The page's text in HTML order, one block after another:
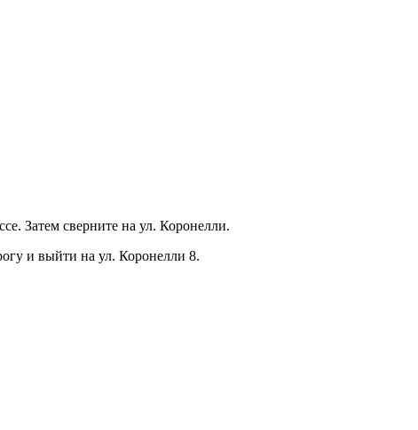
Затем сверните на ул. Коронелли.
и выйти на ул. Коронелли 8.